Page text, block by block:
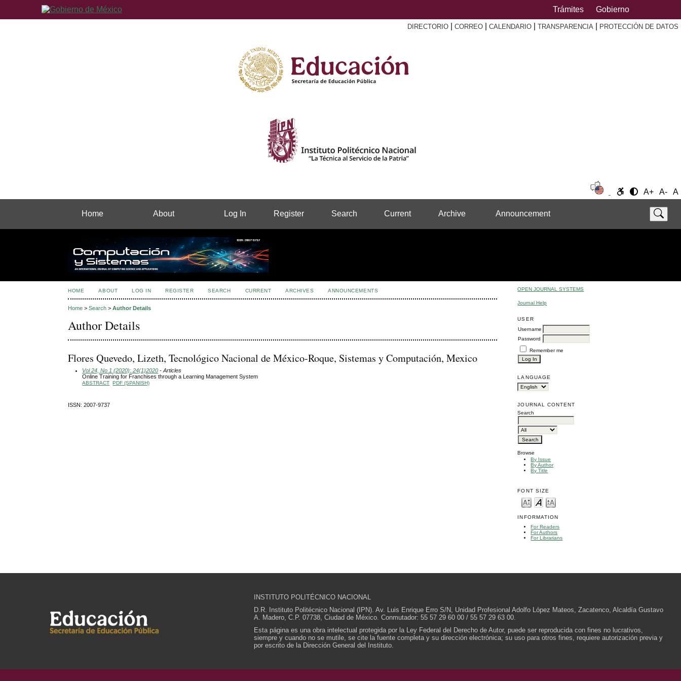
Trámites Gobierno
DIRECTORIO CORREO CALENDARIO TRANSPARENCIA PROTECCIÓN DE DATOS
A+ A- A
Home About Log In Register Search Current Archive Announcement
OPEN JOURNAL SYSTEMS
Journal Help
USER
Username
Password
Remember me
LANGUAGE
JOURNAL CONTENT
Search
Browse
By Issue
By Author
By Title
FONT SIZE
INFORMATION
For Readers
For Authors
For Librarians
HOME ABOUT LOG IN REGISTER SEARCH CURRENT ARCHIVES ANNOUNCEMENTS
Home >Search >Author Details
Author Details
Flores Quevedo, Lizeth, Tecnológico Nacional de México-Roque, Sistemas y Computación, Mexico
Vol 24, No 1 (2020): 24(1)2020 - Articles
Online Training for Franchises through a Learning Management System
ABSTRACT PDF (SPANISH)
ISSN: 2007-9737
INSTITUTO POLITÉCNICO NACIONAL
D.R. Instituto Politécnico Nacional (IPN). Av. Luis Enrique Erro S/N, Unidad Profesional Adolfo López Mateos, Zacatenco, Alcaldía Gustavo
A. Madero, C.P. 07738, Ciudad de México. Conmutador: 55 57 29 60 00 / 55 57 29 63 00.
Esta página es una obra intelectual protegida por la Ley Federal del Derecho de Autor, puede ser reproducida con fines no lucrativos,
siempre y cuando no se mutile, se cite la fuente completa y su dirección electrónica; su uso para otros fines, requiere autorización previa y
por escrito de la Dirección General del Instituto.